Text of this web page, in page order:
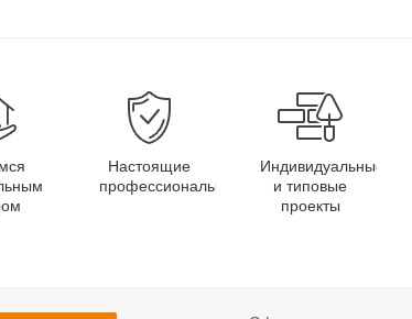
Настоящие
профессионалы
Индивидуальные
и типовые
проекты